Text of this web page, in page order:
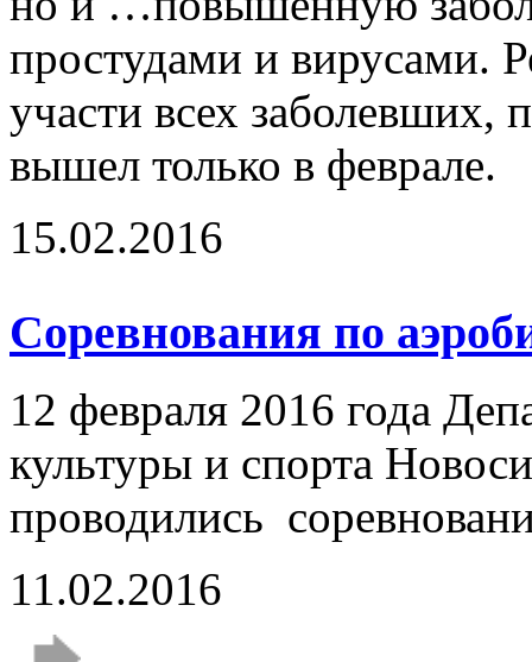
простудами и вирусами.
участи всех заболевших,
вышел только в феврале.
15.02.2016
Соревнования по
12 февраля 2016 года
культуры и спорта
проводились
11.02.2016